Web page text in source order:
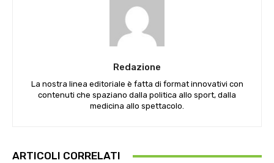
Redazione
La nostra linea editoriale è fatta di format innovativi con
contenuti che spaziano dalla politica allo sport, dalla
medicina allo spettacolo.
ARTICOLI CORRELATI